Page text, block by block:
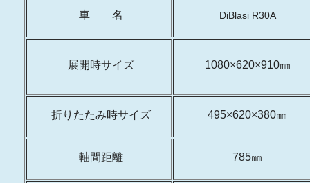
車 名 DiBlasi R30A
展開時サイズ 1080×620×910㎜
折りたたみ時サイズ 495×620×380㎜
軸間距離 785㎜